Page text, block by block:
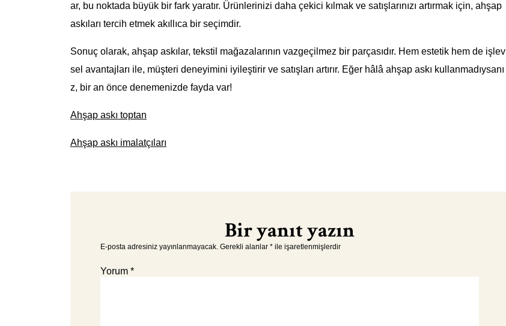
ar, bu noktada büyük bir fark yaratır. Ürünlerinizi daha çekici kılmak ve satışlarınızı artırmak için, ahşap
askıları tercih etmek akıllıca bir seçimdir.
Sonuç olarak, ahşap askılar, tekstil mağazalarının vazgeçilmez bir parçasıdır. Hem estetik hem de işlev
sel avantajları ile, müşteri deneyimini iyileştirir ve satışları artırır. Eğer hâlâ ahşap askı kullanmadıysanı
z, bir an önce denemenizde fayda var!
Ahşap askı toptan
Ahşap askı imalatçıları
Bir yanıt yazın
E-posta adresiniz yayınlanmayacak. Gerekli alanlar * ile işaretlenmişlerdir
Yorum *